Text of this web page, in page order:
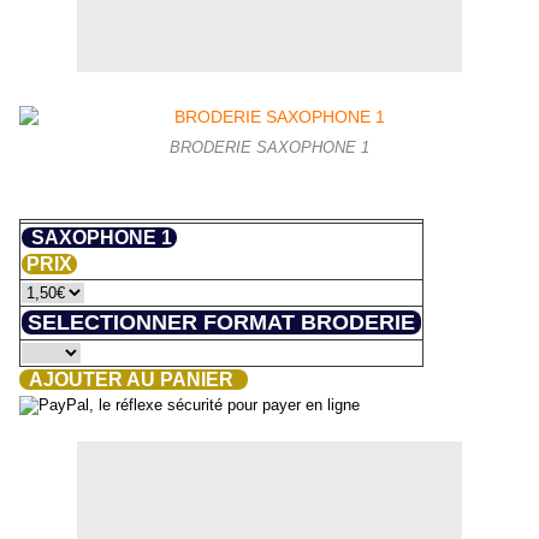
BRODERIE SAXOPHONE 1
SAXOPHONE 1
PRIX
SELECTIONNER FORMAT BRODERIE
AJOUTER AU PANIER